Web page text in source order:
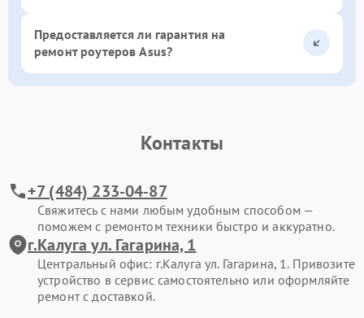
Предоставляется ли гарантия на
ремонт роутеров Asus?
Контакты
+7 (484) 233-04-87
Свяжитесь с нами любым удобным способом —
поможем с ремонтом техники быстро и аккуратно.
г.Калуга ул. Гагарина, 1
Центральный офис: г.Калуга ул. Гагарина, 1. Привозите
устройство в сервис самостоятельно или оформляйте
ремонт с доставкой.